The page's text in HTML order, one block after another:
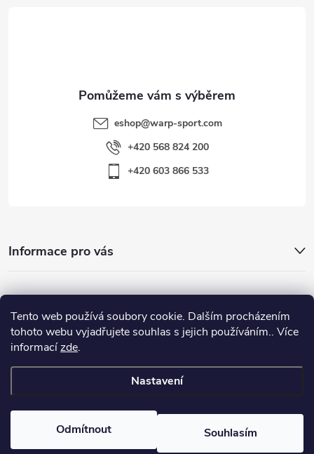
Tento web používá soubory cookie. Dalším procházením
tohoto webu vyjadřujete souhlas s jejich používáním.. Více
informacízde.
Nastavení
Odmítnout Souhlasím
eshop@warp-sport.com
+420 568 824 200
+420 603 866 533
Informace pro vás
Nejhledanější
Důležité odkazy
Warp-Sport.com. Všechna práva vyhrazena.